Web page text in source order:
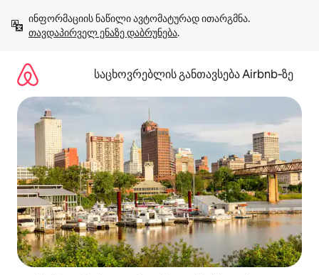
გადასვლა
თავდაპირველ ენაზე დაბრუნება.
საცხოვრებლის განთავსება Airbnb‑ზე